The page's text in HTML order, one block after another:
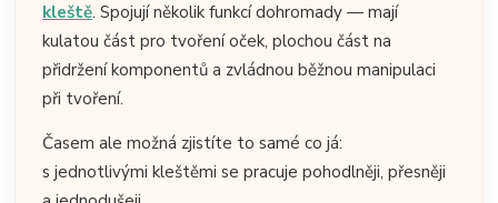
kleště. Spojují několik funkcí dohromady — mají
kulatou část pro tvoření oček, plochou část na
přidržení komponentů a zvládnou běžnou manipulaci
při tvoření.
Časem ale možná zjistíte to samé co já:
s jednotlivými kleštěmi se pracuje pohodlněji, přesněji